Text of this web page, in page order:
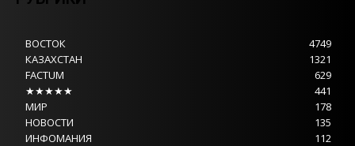
ВОСТОК
4749
КАЗАХСТАН
1321
FACTUM
629
★★★★★
441
МИР
178
НОВОСТИ
135
ИНФОМАНИЯ
112